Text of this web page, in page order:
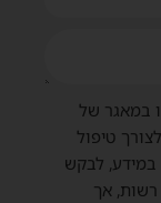
במאגר של
טיפול
במידע, לבקש
רשות, אך